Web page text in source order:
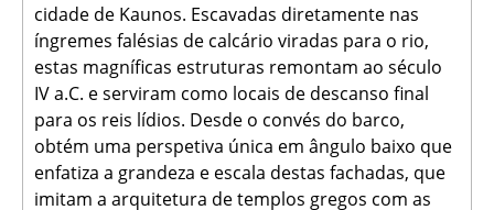
cidade de Kaunos. Escavadas diretamente nas
íngremes falésias de calcário viradas para o rio,
estas magníficas estruturas remontam ao século
IV a.C. e serviram como locais de descanso final
para os reis lídios. Desde o convés do barco,
obtém uma perspetiva única em ângulo baixo que
enfatiza a grandeza e escala destas fachadas, que
imitam a arquitetura de templos gregos com as